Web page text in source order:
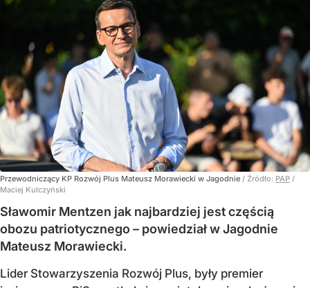
Przewodniczący KP Rozwój Plus Mateusz Morawiecki w Jagodnie / Źródło: PAP /
Maciej Kulczyński
Sławomir Mentzen jak najbardziej jest częścią
obozu patriotycznego – powiedział w Jagodnie
Mateusz Morawiecki.
Lider Stowarzyszenia Rozwój Plus, były premier